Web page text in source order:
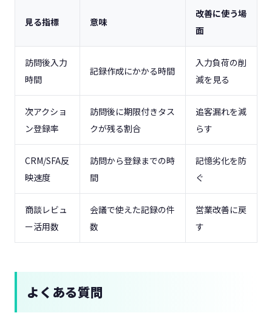
見る指標 意味
改善に使う場
面
訪問後入力
時間
記録作成にかかる時間
入力負荷の削
減を見る
次アクショ
ン登録率
訪問後に期限付きタス
クが残る割合
追客漏れを減
らす
CRM/SFA反
映速度
訪問から登録までの時
間
記憶劣化を防
ぐ
商談レビュ
ー活用数
会議で使えた記録の件
数
営業改善に戻
す
よくある質問